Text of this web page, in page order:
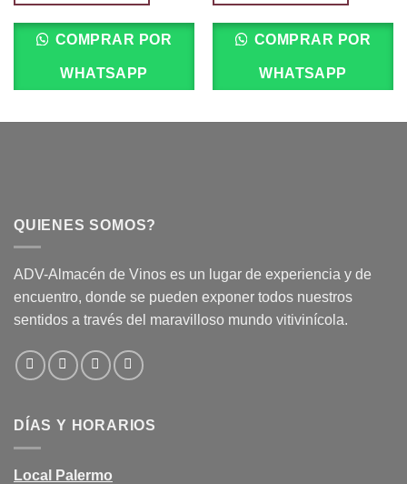
COMPRAR POR
WHATSAPP
COMPRAR POR
WHATSAPP
QUIENES SOMOS?
ADV-Almacén de Vinos es un lugar de experiencia y de
encuentro, donde se pueden exponer todos nuestros
sentidos a través del maravilloso mundo vitivinícola.
DÍAS Y HORARIOS
Local Palermo